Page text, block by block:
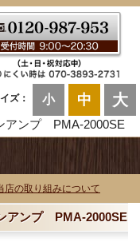
ズ： 小 中 大
ンプ PMA-2000SE
店の取り組みについて
アンプ PMA-2000SE